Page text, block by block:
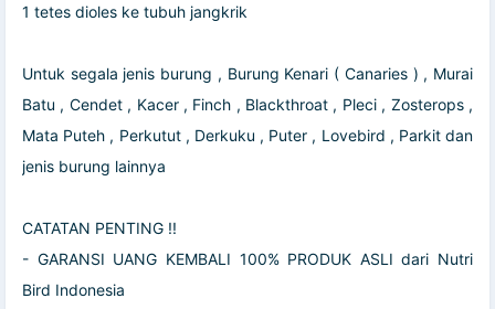
1 tetes dioles ke tubuh jangkrik
Untuk segala jenis burung , Burung Kenari ( Canaries ) , Murai
Batu , Cendet , Kacer , Finch , Blackthroat , Pleci , Zosterops ,
Mata Puteh , Perkutut , Derkuku , Puter , Lovebird , Parkit dan
jenis burung lainnya
CATATAN PENTING !!
- GARANSI UANG KEMBALI 100% PRODUK ASLI dari Nutri
Bird Indonesia